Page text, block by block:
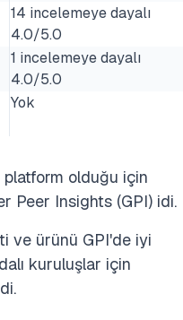
14 incelemeye dayalı
4.0/5.0
1 incelemeye dayalı
4.0/5.0
Yok
platform olduğu için
Peer Insights (GPI) idi.
ve ürünü GPI'de iyi
kuruluşlar için